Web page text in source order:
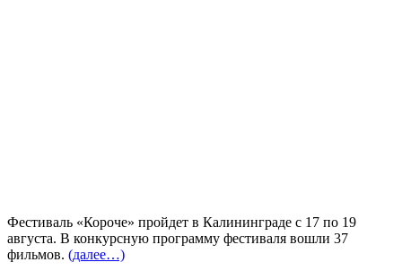
Фестиваль «Короче» пройдет в Калининграде с 17 по 19
августа. В конкурсную программу фестиваля вошли 37
фильмов. (далее…)